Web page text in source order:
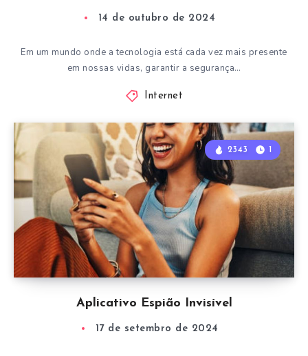
14 de outubro de 2024
Em um mundo onde a tecnologia está cada vez mais presente
em nossas vidas, garantir a segurança…
Internet
Aplicativo Espião Invisível
2343 1
17 de setembro de 2024